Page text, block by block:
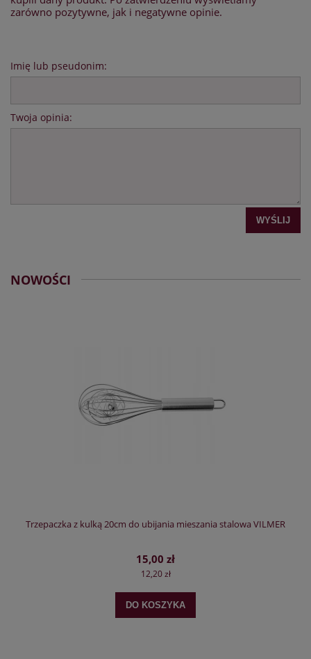
zarówno pozytywne, jak i negatywne opinie.
Imię lub pseudonim:
Twoja opinia:
WYŚLIJ
NOWOŚCI
Trzepaczka z kulką 20cm do ubijania mieszania stalowa VILMER
15,00 zł
12,20 zł
DO KOSZYKA